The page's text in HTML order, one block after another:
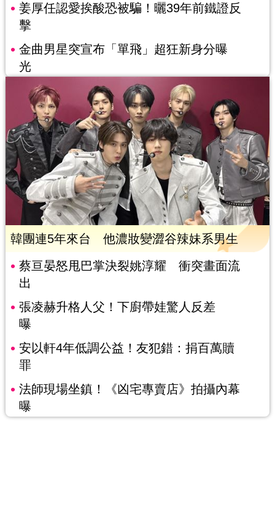
姜厚任認愛挨酸恐被騙！曬39年前鐵證反
擊
金曲男星突宣布「單飛」超狂新身分曝
光
韓團連5年來台 他濃妝變澀谷辣妹系男生
蔡亘晏怒甩巴掌決裂姚淳耀 衝突畫面流
出
張凌赫升格人父！下廚帶娃驚人反差
曝
安以軒4年低調公益！友犯錯：捐百萬贖
罪
法師現場坐鎮！《凶宅專賣店》拍攝內幕
曝